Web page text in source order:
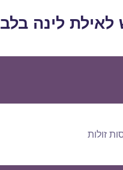
לינה בלבד 20/01/
זולות